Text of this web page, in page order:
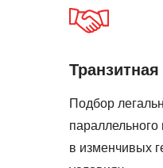
Подбор
параллельного
в изменчивых